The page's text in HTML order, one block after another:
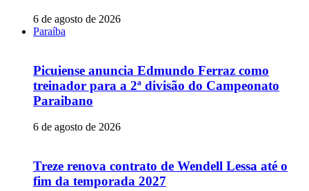
6 de agosto de 2026
Paraíba
Picuiense anuncia Edmundo Ferraz como
treinador para a 2ª divisão do Campeonato
Paraibano
6 de agosto de 2026
Treze renova contrato de Wendell Lessa até o
fim da temporada 2027